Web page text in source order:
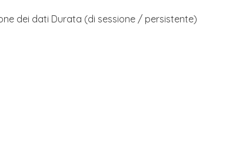
dei dati Durata (di sessione / persistente)